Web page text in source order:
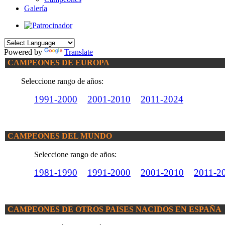
Galería
Powered by
Translate
CAMPEONES DE EUROPA
Seleccione rango de años:
1991-2000 2001-2010 2011-2024
CAMPEONES DEL MUNDO
Seleccione rango de años:
1981-1990 1991-2000 2001-2010 2011-
CAMPEONES DE OTROS PAISES NACIDOS EN ESPAÑA